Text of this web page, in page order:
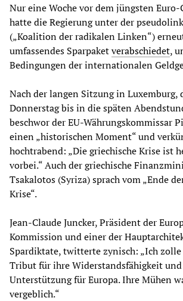
Nur eine Woche vor dem jüngsten
hatte die Regierung unter der
(„Koalition der radikalen Linken“)
umfassendes Sparpaketverabschiedet,
Bedingungen der internationalen
Nach der langen Sitzung in Luxemburg,
Donnerstag bis in die späten
beschwor der EU-Währungskommissar
einen „historischen Moment“ und
hochtrabend: „Die griechische Krise ist
vorbei.“ Auch der griechische
Tsakalotos (Syriza) sprach vom „Ende
Krise“.
Jean-Claude Juncker, Präsident der
Kommission und einer der
Spardiktate, twitterte zynisch: „Ich
Tribut für ihre Widerstandsfähigkeit
Unterstützung für Europa. Ihre Mühen
vergeblich.“